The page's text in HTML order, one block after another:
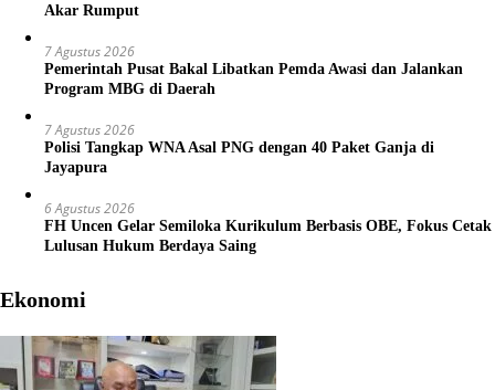
Akar Rumput
7 Agustus 2026
Pemerintah Pusat Bakal Libatkan Pemda Awasi dan Jalankan
Program MBG di Daerah
7 Agustus 2026
Polisi Tangkap WNA Asal PNG dengan 40 Paket Ganja di
Jayapura
6 Agustus 2026
FH Uncen Gelar Semiloka Kurikulum Berbasis OBE, Fokus Cetak
Lulusan Hukum Berdaya Saing
Ekonomi